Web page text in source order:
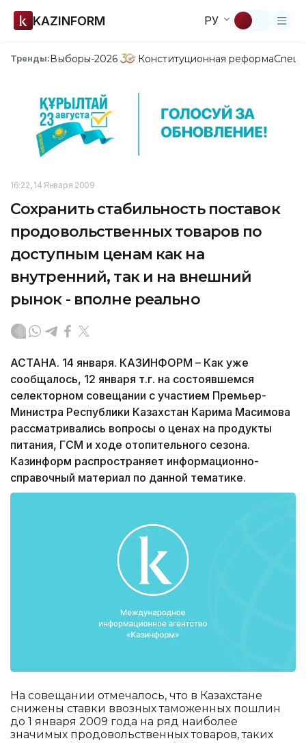
KAZINFORM РУ
Тренды:Выборы-2026 Конституционная реформа
16:22, 14 Января 2009
Сохранить стабильность поставок
продовольственных товаров по
доступным ценам как на
внутренний, так и на внешний
рынок - вполне реально
АСТАНА. 14 января. КАЗИНФОРМ – Как уже
сообщалось, 12 января т.г. на состоявшемся
селекторном совещании с участием Премьер-
Министра Республики Казахстан Карима Масимова
рассматривались вопросы о ценах на продукты
питания, ГСМ и ходе отопительного сезона.
Казинформ распространяет информационно-
справочный материал по данной тематике.
На совещании отмечалось, что в Казахстане
снижены ставки ввозных таможенных пошлин
до 1 января 2009 года на ряд наиболее
значимых продовольственных товаров, таких